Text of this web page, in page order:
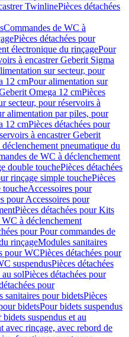
TwinlinePièces détachées
Commandes de WC à
Pièces détachées pour
électronique du rinçagePour
à encastrer Geberit Sigma
sur secteur, pour
12 cmPour alimentation sur
Omega 12 cmPièces
secteur, pour réservoirs à
alimentation par piles, pour
12 cmPièces détachées pour
à encastrer Geberit
pneumatique du
de WC à déclenchement
double touchePièces détachées
rinçage simple touchePièces
toucheAccessoires pour
pour Accessoires pour
Pièces détachées pour Kits
à déclenchement
pour Pour commandes de
rinçageModules sanitaires
pour WCPièces détachées pour
suspendusPièces détachées
solPièces détachées pour
pour
sanitaires pour bidetsPièces
bidetsPour bidets suspendus
suspendus et au
rinçage, avec rebord de